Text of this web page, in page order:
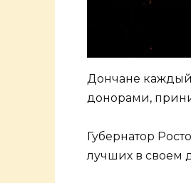
Дончане
донорами,
Губернатор
лучших в своем